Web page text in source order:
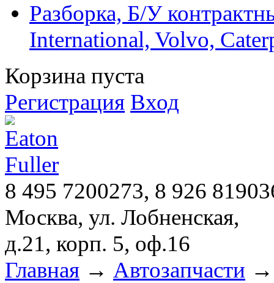
Разборка, Б/У
International, Volvo,
Корзина пуста
Регистрация Вход
8 495 7200273, 8 926
Москва, ул. Лобненская,
д.21, корп. 5, оф.16
Главная → Автозапчасти